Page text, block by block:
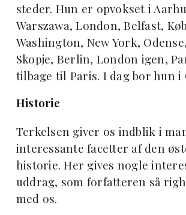
steder. Hun er opvokset i
Warszawa, London, Belfast,
Washington, New York,
Skopje, Berlin, London igen,
tilbage til Paris. I dag bor hun i
Historie
Terkelsen giver os indblik i
interessante facetter af den
historie. Her gives nogle
uddrag, som forfatteren så
med os.